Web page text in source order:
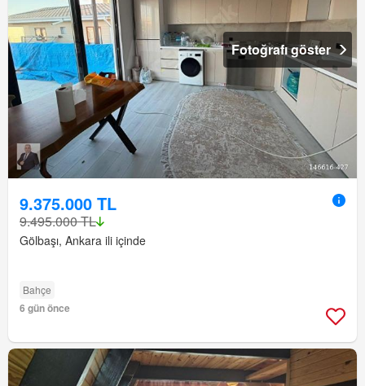
Fotoğrafı göster
9.375.000 TL
9.495.000 TL
Gölbaşı, Ankara ili içinde
Bahçe
6 gün önce